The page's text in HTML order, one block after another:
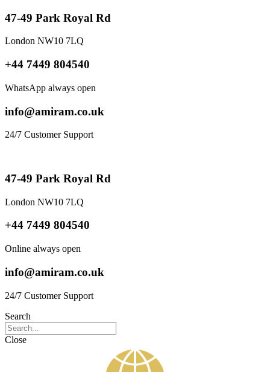
47-49 Park Royal Rd
London NW10 7LQ
+44 7449 804540
WhatsApp always open
info@amiram.co.uk
24/7 Customer Support
47-49 Park Royal Rd
London NW10 7LQ
+44 7449 804540
Online always open
info@amiram.co.uk
24/7 Customer Support
Search
Close